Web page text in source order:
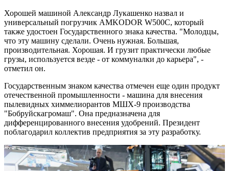
Хорошей машиной Александр Лукашенко назвал и
универсальный погрузчик AMKODOR W500C, который
также удостоен Государственного знака качества. "Молодцы,
что эту машину сделали. Очень нужная. Большая,
производительная. Хорошая. И грузит практически любые
грузы, используется везде - от коммуналки до карьера", -
отметил он.
Государственным знаком качества отмечен еще один продукт
отечественной промышленности - машина для внесения
пылевидных химмелиорантов МШХ-9 производства
"Бобруйскагромаш". Она предназначена для
дифференцированного внесения удобрений. Президент
поблагодарил коллектив предприятия за эту разработку.